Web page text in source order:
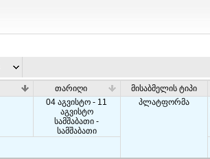
თარიღი მისაბმელის ტიპი
04 აგვისტო - 11
აგვისტო
სამშაბათი -
სამშაბათი
პლატფორმა